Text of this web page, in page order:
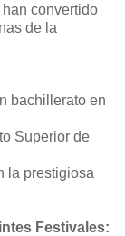
convertido
de la
bachillerato en
Superior de
la prestigiosa
Festivales: